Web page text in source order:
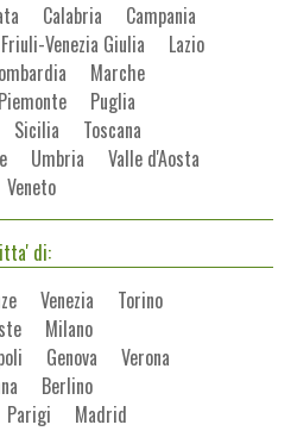
Calabria
Campania
Friuli-Venezia Giulia
Lazio
Marche
Piemonte
Puglia
Sicilia
Toscana
Umbria
Valle d'Aosta
Veneto
di:
Venezia
Torino
Milano
Genova
Verona
Berlino
Parigi Madrid